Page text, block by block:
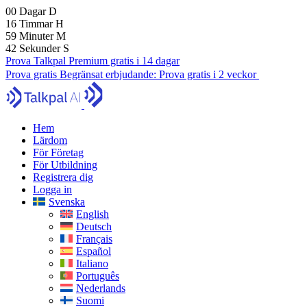
00 DagarD
16 TimmarH
59 MinuterM
40 Sekunder S
Prova Talkpal Premium gratis i 14 dagar
Prova gratis Begränsat erbjudande: Prova gratis i 2 veckor
Hem
Lärdom
För Företag
För Utbildning
Registrera dig
Logga in
Svenska
English
Deutsch
Français
Español
Italiano
Português
Nederlands
Suomi